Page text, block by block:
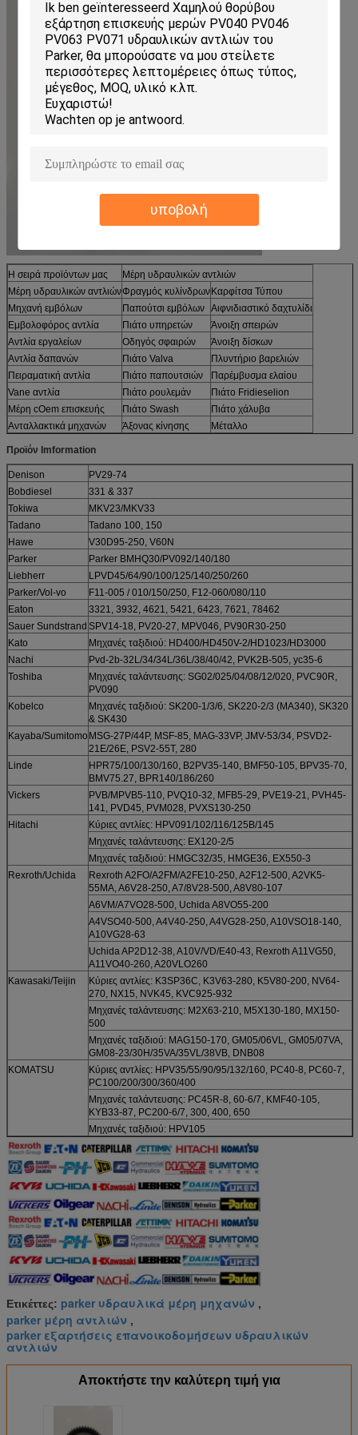
υποβολή
Η σειρά προϊόντων μας
Μέρη υδραυλικών αντλιών
Μέρη υδραυλικών αντλιώνΦραγμός κυλίνδρωνΚαρφίτσα Τύπου
Μηχανή εμβόλων
Παπούτσι εμβόλων Αιφνιδιαστικό δαχτυλίδι
Εμβολοφόρος αντλία
Πιάτο υπηρετών
Άνοιξη σπειρών
Αντλία εργαλείων
Οδηγός σφαιρών
Άνοιξη δίσκων
Αντλία δαπανών
Πιάτο Valva
Πλυντήριο βαρελιών
Πειραματική αντλία
Πιάτο παπουτσιών
Παρέμβυσμα ελαίου
Vane αντλία
Πιάτο ρουλεμάν
Πιάτο Fridieselion
Μέρη cOem επισκευής
Πιάτο Swash
Πιάτο χάλυβα
Ανταλλακτικά μηχανών
Άξονας κίνησης Μέταλλο
Προϊόν Imformation
Denison
PV29-74
Bobdiesel
331 & 337
Tokiwa
MKV23/MKV33
Tadano
Tadano 100, 150
Hawe
V30D95-250, V60N
Parker
Parker BMHQ30/PV092/140/180
Liebherr
LPVD45/64/90/100/125/140/250/260
Parker/Vol-vo
F11-005 / 010/150/250, F12-060/080/110
Eaton
3321, 3932, 4621, 5421, 6423, 7621, 78462
Sauer Sundstrand SPV14-18, PV20-27, MPV046, PV90R30-250
Kato
Μηχανές ταξιδιού: HD400/HD450V-2/HD1023/HD3000
Nachi
Pvd-2b-32L/34/34L/36L/38/40/42, PVK2B-505, yc35-6
Toshiba
Μηχανές ταλάντευσης: SG02/025/04/08/12/020, PVC90R,
PV090
Kobelco
Μηχανές ταξιδιού: SK200-1/3/6, SK220-2/3 (MA340), SK320
& SK430
Kayaba/Sumitomo MSG-27P/44P, MSF-85, MAG-33VP, JMV-53/34, PSVD2-
21E/26E, PSV2-55T, 280
Linde
HPR75/100/130/160, B2PV35-140, BMF50-105, BPV35-70,
BMV75.27, BPR140/186/260
Vickers
PVB/MPVB5-110, PVQ10-32, MFB5-29, PVE19-21, PVH45-
141, PVD45, PVM028, PVXS130-250
Hitachi
Κύριες αντλίες: HPV091/102/116/125B/145
Μηχανές ταλάντευσης: EX120-2/5
Μηχανές ταξιδιού: HMGC32/35, HMGE36, EX550-3
Rexroth/Uchida
Rexroth A2FO/A2FM/A2FE10-250, A2F12-500, A2VK5-
55MA, A6V28-250, A7/8V28-500, A8V80-107
A6VM/A7VO28-500, Uchida A8VO55-200
A4VSO40-500, A4V40-250, A4VG28-250, A10VSO18-140,
A10VG28-63
Uchida AP2D12-38, A10V/VD/E40-43, Rexroth A11VG50,
A11VO40-260, A20VLO260
Kawasaki/Teijin
Κύριες αντλίες: K3SP36C, K3V63-280, K5V80-200, NV64-
270, NX15, NVK45, KVC925-932
Μηχανές ταλάντευσης: M2X63-210, M5X130-180, MX150-
500
Μηχανές ταξιδιού: MAG150-170, GM05/06VL, GM05/07VA,
GM08-23/30H/35VA/35VL/38VB, DNB08
KOMATSU
Κύριες αντλίες: HPV35/55/90/95/132/160, PC40-8, PC60-7,
PC100/200/300/360/400
Μηχανές ταλάντευσης: PC45R-8, 60-6/7, KMF40-105,
KYB33-87, PC200-6/7, 300, 400, 650
Μηχανές ταξιδιού: HPV105
Ετικέττες: parker υδραυλικά μέρη μηχανών ,
parker μέρη αντλιών ,
parker εξαρτήσεις επανοικοδομήσεων υδραυλικών
αντλιών
Αποκτήστε την καλύτερη τιμή για